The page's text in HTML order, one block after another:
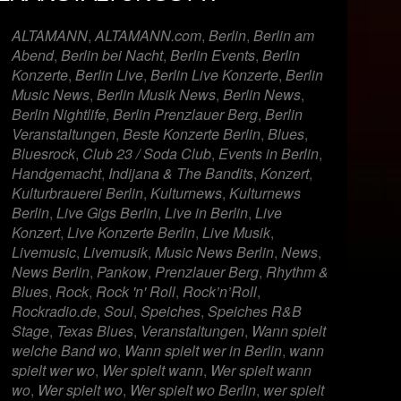
ALTAMANN,ALTAMANN.com, Berlin, Berlin am
Abend, Berlin bei Nacht, Berlin Events, Berlin
Konzerte, Berlin Live, Berlin Live Konzerte, Berlin
Music News, Berlin Musik News, Berlin News,
Berlin Nightlife, Berlin Prenzlauer Berg, Berlin
Veranstaltungen, Beste Konzerte Berlin, Blues,
Bluesrock, Club 23 / Soda Club, Events in Berlin,
Handgemacht, Indijana & The Bandits, Konzert,
Kulturbrauerei Berlin, Kulturnews, Kulturnews
Berlin, Live Gigs Berlin, Live in Berlin, Live
Konzert, Live Konzerte Berlin, Live Musik,
Livemusic, Livemusik, Music News Berlin, News,
News Berlin, Pankow, Prenzlauer Berg, Rhythm &
Blues, Rock, Rock 'n' Roll, Rock’n’Roll,
Rockradio.de, Soul, Speiches, Speiches R&B
Stage, Texas Blues, Veranstaltungen, Wann spielt
welche Band wo, Wann spielt wer in Berlin, wann
spielt wer wo, Wer spielt wann, Wer spielt wann
wo, Wer spielt wo, Wer spielt wo Berlin, wer spielt